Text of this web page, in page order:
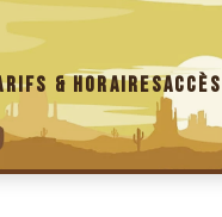
& HorairesAccès